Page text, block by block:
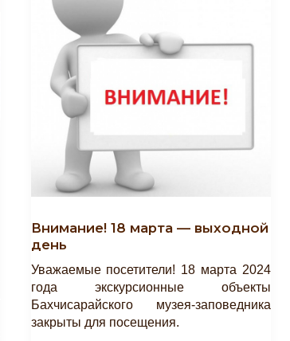
Внимание! 18 марта — выходной
день
Уважаемые посетители! 18 марта 2024
года экскурсионные объекты
Бахчисарайского музея-заповедника
закрыты для посещения.